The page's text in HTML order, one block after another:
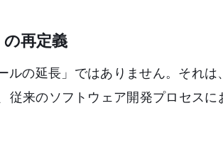
の再定義
ルの延長」ではありません。それ
従来のソフトウェア開発プロセス